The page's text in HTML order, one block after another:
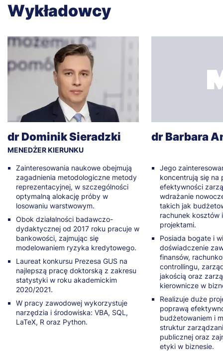
Wykładowcy
dr Dominik Sieradzki
MENEDŻER KIERUNKU
Zainteresowania naukowe obejmują
zagadnienia metodologiczne metody
reprezentacyjnej, w szczególności
optymalną alokację próby w
losowaniu warstwowym.
Obok działalności badawczo-
dydaktycznej od 2017 roku pracuje w
bankowości, zajmując się
modelowaniem ryzyka kredytowego.
Laureat konkursu Prezesa GUS na
najlepszą pracę doktorską z zakresu
statystyki w roku akademickim
2020/2021.
W pracy zawodowej wykorzystuje
narzędzia i środowiska: VBA, SQL,
LaTeX, R oraz Python.
dr Barbara
Jego
koncentrują się na
efektywności
wdrażanie
takich jak
rachunek kosztów
projektami.
Posiada bogate i
doświadczenie
finansów,
controllingu,
jakością oraz
kierownicze w
Realizuje duże
poprawą
budżetowaniem i
struktur
publicznej oraz
etyki w biznesie.